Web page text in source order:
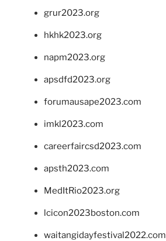
grur2023.org
hkhk2023.org
napm2023.org
apsdfd2023.org
forumausape2023.com
imkl2023.com
careerfaircsd2023.com
apsth2023.com
MedItRio2023.org
lcicon2023boston.com
waitangidayfestival2022.com